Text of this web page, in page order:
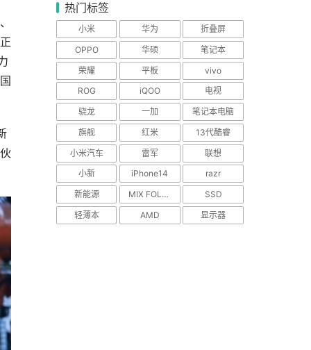
热门标签
小米 华为
折叠屏
OPPO
华硕
笔记本
荣耀
平板
vivo
ROG
iQOO
电视
骁龙
一加
笔记本电脑
旗舰
红米
13代酷睿
小米汽车
雷军
联想
小新
iPhone14
razr
新能源
MIX FOLD 2
SSD
轻薄本
AMD 显示器